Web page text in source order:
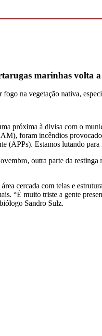
marinhas volta
na vegetação nativa,
próxima à divisa com o
foram incêndios
(APPs). Estamos lutando
outra parte da
cercada com telas e
“É muito triste a gente
Sandro Sulz.